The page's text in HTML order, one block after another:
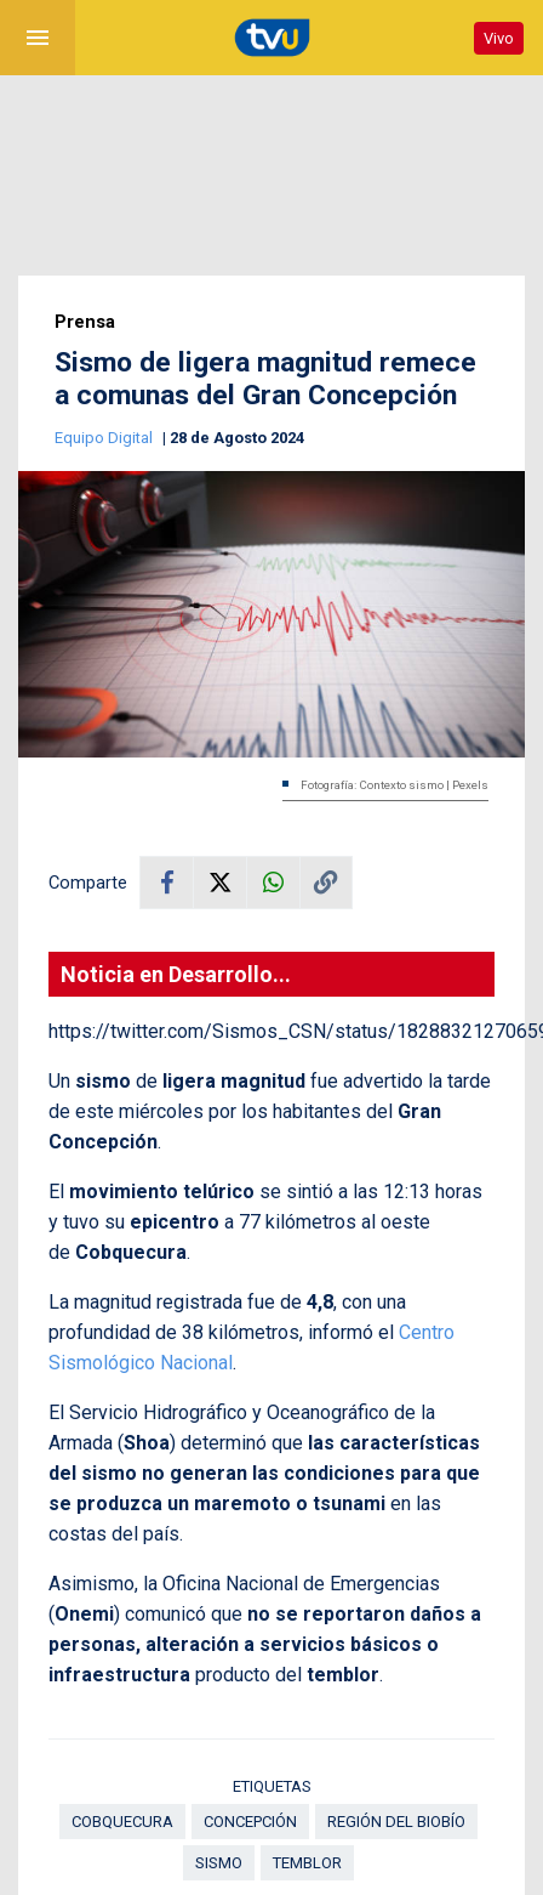
menu Vivo
Prensa
Sismo de ligera magnitud remece
a comunas del Gran Concepción
Equipo Digital 28 de Agosto 2024
Fotografía: Contexto sismo | Pexels
Comparte
Noticia en Desarrollo...
https://twitter.com/Sismos_CSN/status/
Un sismo de ligera magnitud fue advertido la tarde
de este miércoles por los habitantes del Gran
Concepción.
El movimiento telúrico se sintió a las 12:13 horas
y tuvo su epicentro a 77 kilómetros al oeste
de Cobquecura.
La magnitud registrada fue de 4,8, con una
profundidad de 38 kilómetros, informó el Centro
Sismológico Nacional.
El Servicio Hidrográfico y Oceanográfico de la
Armada (Shoa) determinó que las características
del sismo no generan las condiciones para que
se produzca un maremoto o tsunami en las
costas del país.
Asimismo, la Oficina Nacional de Emergencias
(Onemi) comunicó que no se reportaron daños a
personas, alteración a servicios básicos o
infraestructura producto del temblor.
ETIQUETAS
COBQUECURA
CONCEPCIÓN REGIÓN DEL BIOBÍO
SISMO TEMBLOR